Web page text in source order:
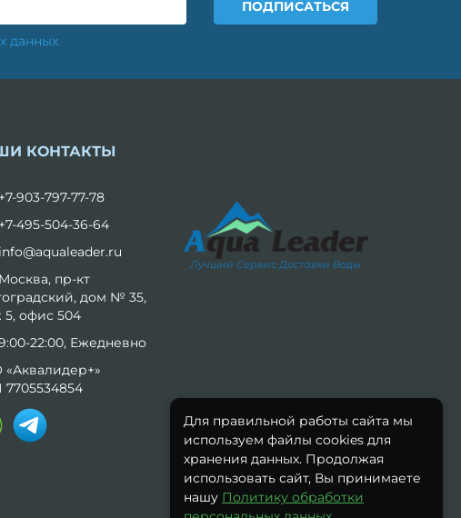
данных
КОНТАКТЫ
+7-903-797-77-78
+7-495-504-36-64
info@aqualeader.ru
Москва, пр-кт
дом № 35,
5, офис 504
22:00, Ежедневно
Лучший Сервис Доставки Воды
Для правильной работы сайта мы
используем файлы cookies для
хранения данных. Продолжая
использовать сайт, Вы принимаете
нашу Политику обработки